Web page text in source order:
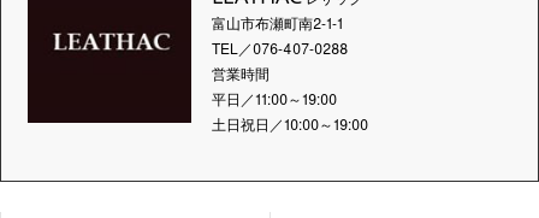
富山市布瀬町南2-1-1
TEL／076-407-0288
営業時間
平日／11:00～19:00
土日祝日／10:00～19:00